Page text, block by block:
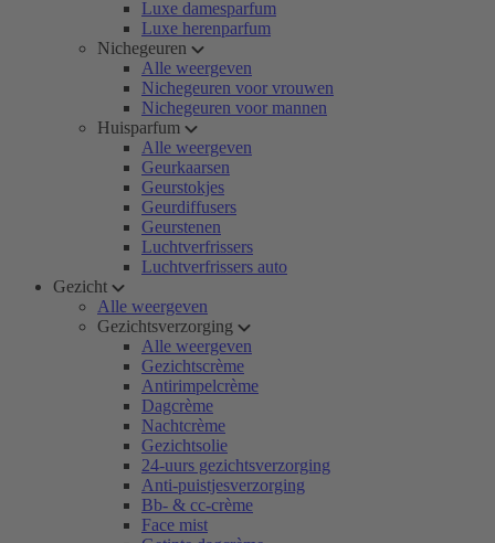
Luxe damesparfum
Luxe herenparfum
Nichegeuren
Alle weergeven
Nichegeuren voor vrouwen
Nichegeuren voor mannen
Huisparfum
Alle weergeven
Geurkaarsen
Geurstokjes
Geurdiffusers
Geurstenen
Luchtverfrissers
Luchtverfrissers auto
Gezicht
Alle weergeven
Gezichtsverzorging
Alle weergeven
Gezichtscrème
Antirimpelcrème
Dagcrème
Nachtcrème
Gezichtsolie
24-uurs gezichtsverzorging
Anti-puistjesverzorging
Bb- & cc-crème
Face mist